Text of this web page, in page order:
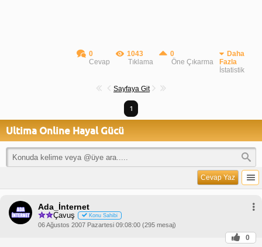
0
Cevap
1043
Tıklama
0
Öne Çıkarma
Daha
Fazla
İstatistik
Sayfaya Git
1
Ultima Online Hayal Gücü
Cevap Yaz
Ada_İnternet
Çavuş Konu Sahibi
06 Ağustos 2007 Pazartesi 09:08:00 (295 mesaj)
0